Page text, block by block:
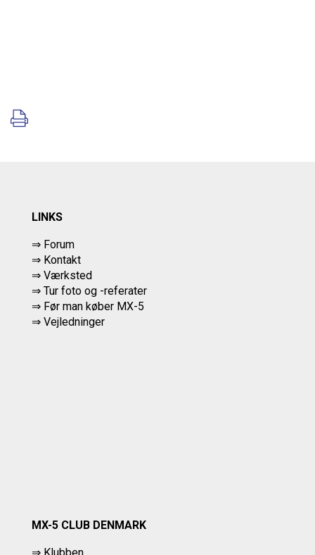
LINKS
⇒ Forum
⇒ Kontakt
⇒ Værksted
⇒ Tur foto og -referater
⇒ Før man køber MX-5
⇒ Vejledninger
MX-5 CLUB DENMARK